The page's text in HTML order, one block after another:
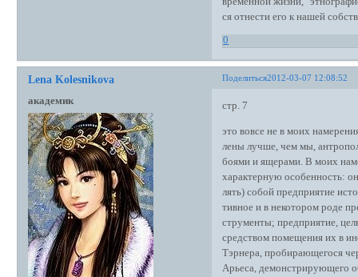
ся отнести его к нашей
0
Поделиться2012-03-07 12:08:52
Lena Kolesnikova
академик стр. 7
это вовсе не в моих
лены лучше, чем мы,
боями и ящерами. В моих
характерную особенность:
лять) собой предприятие
тивное и в некотором роде
струменты; предприятие,
средством помещения их в
Тэрнера, пробирающегося
Арьеса, демонстрирующего